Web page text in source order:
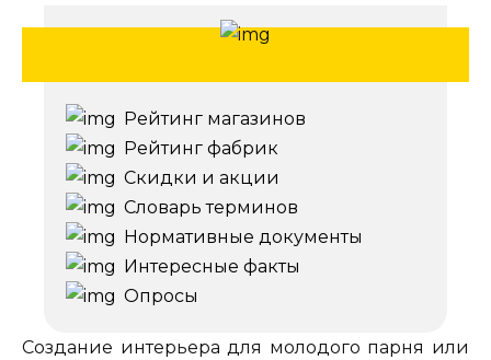
Рейтинг магазинов
Рейтинг фабрик
Скидки и акции
Словарь терминов
Нормативные документы
Интересные факты
Опросы
Создание интерьера для молодого парня или